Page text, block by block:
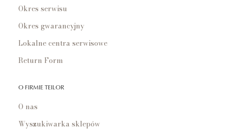
Okres serwisu
Okres gwarancyjny
Lokalne centra serwisowe
Return Form
O FIRMIE TEILOR
O nas
Wyszukiwarka sklepów